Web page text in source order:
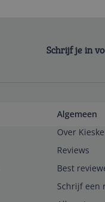
Schrijf je in
Algemeen
Over
Reviews
Best
Schrijf een